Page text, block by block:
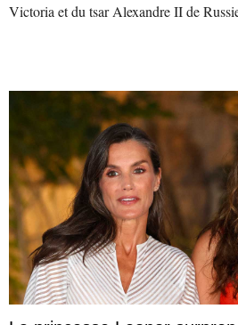
Victoria et du tsar Alexandre II de